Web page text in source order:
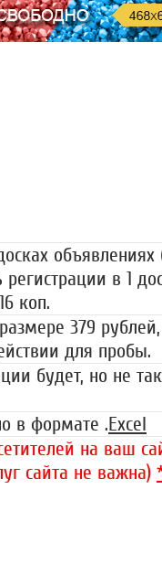
объявлениях
регистрации в 1
коп.
379
для пробы.
будет, но не
в формате .Excel
на ваш
сайта не важна)